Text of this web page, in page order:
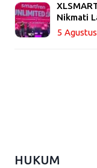
Nikmati
5
HUKUM